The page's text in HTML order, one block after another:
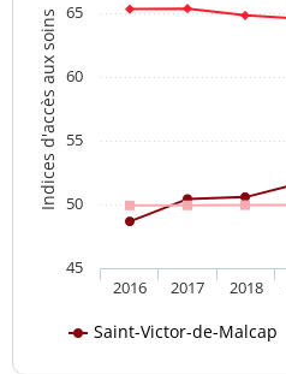
Indices d'accès aux soins
Saint-Victor-de-Malcap
2016 2017 2018
45
50
55
60
65